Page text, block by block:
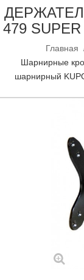
479
Главная
Шарнирные
шарнирный